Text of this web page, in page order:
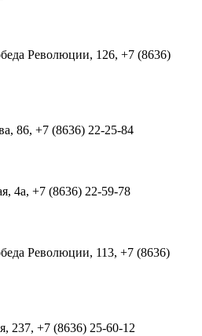
Революции, 126, +7 (8636)
86, +7 (8636) 22-25-84
4а, +7 (8636) 22-59-78
Революции, 113, +7 (8636)
237, +7 (8636) 25-60-12